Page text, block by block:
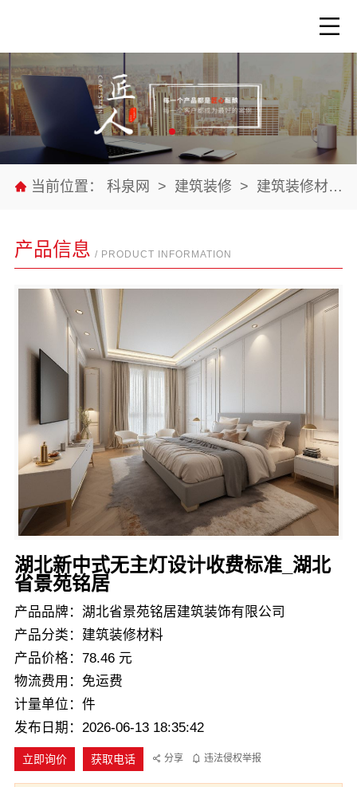
当前位置： 科泉网 > 建筑装修 > 建筑装修材料
产品信息 / PRODUCT INFORMATION
湖北新中式无主灯设计收费标准_湖北
省景苑铭居
产品品牌：湖北省景苑铭居建筑装饰有限公司
产品分类：建筑装修材料
产品价格：78.46 元
物流费用：免运费
计量单位：件
发布日期：2026-06-13 18:35:42
立即询价 获取电话 分享 违法侵权举报